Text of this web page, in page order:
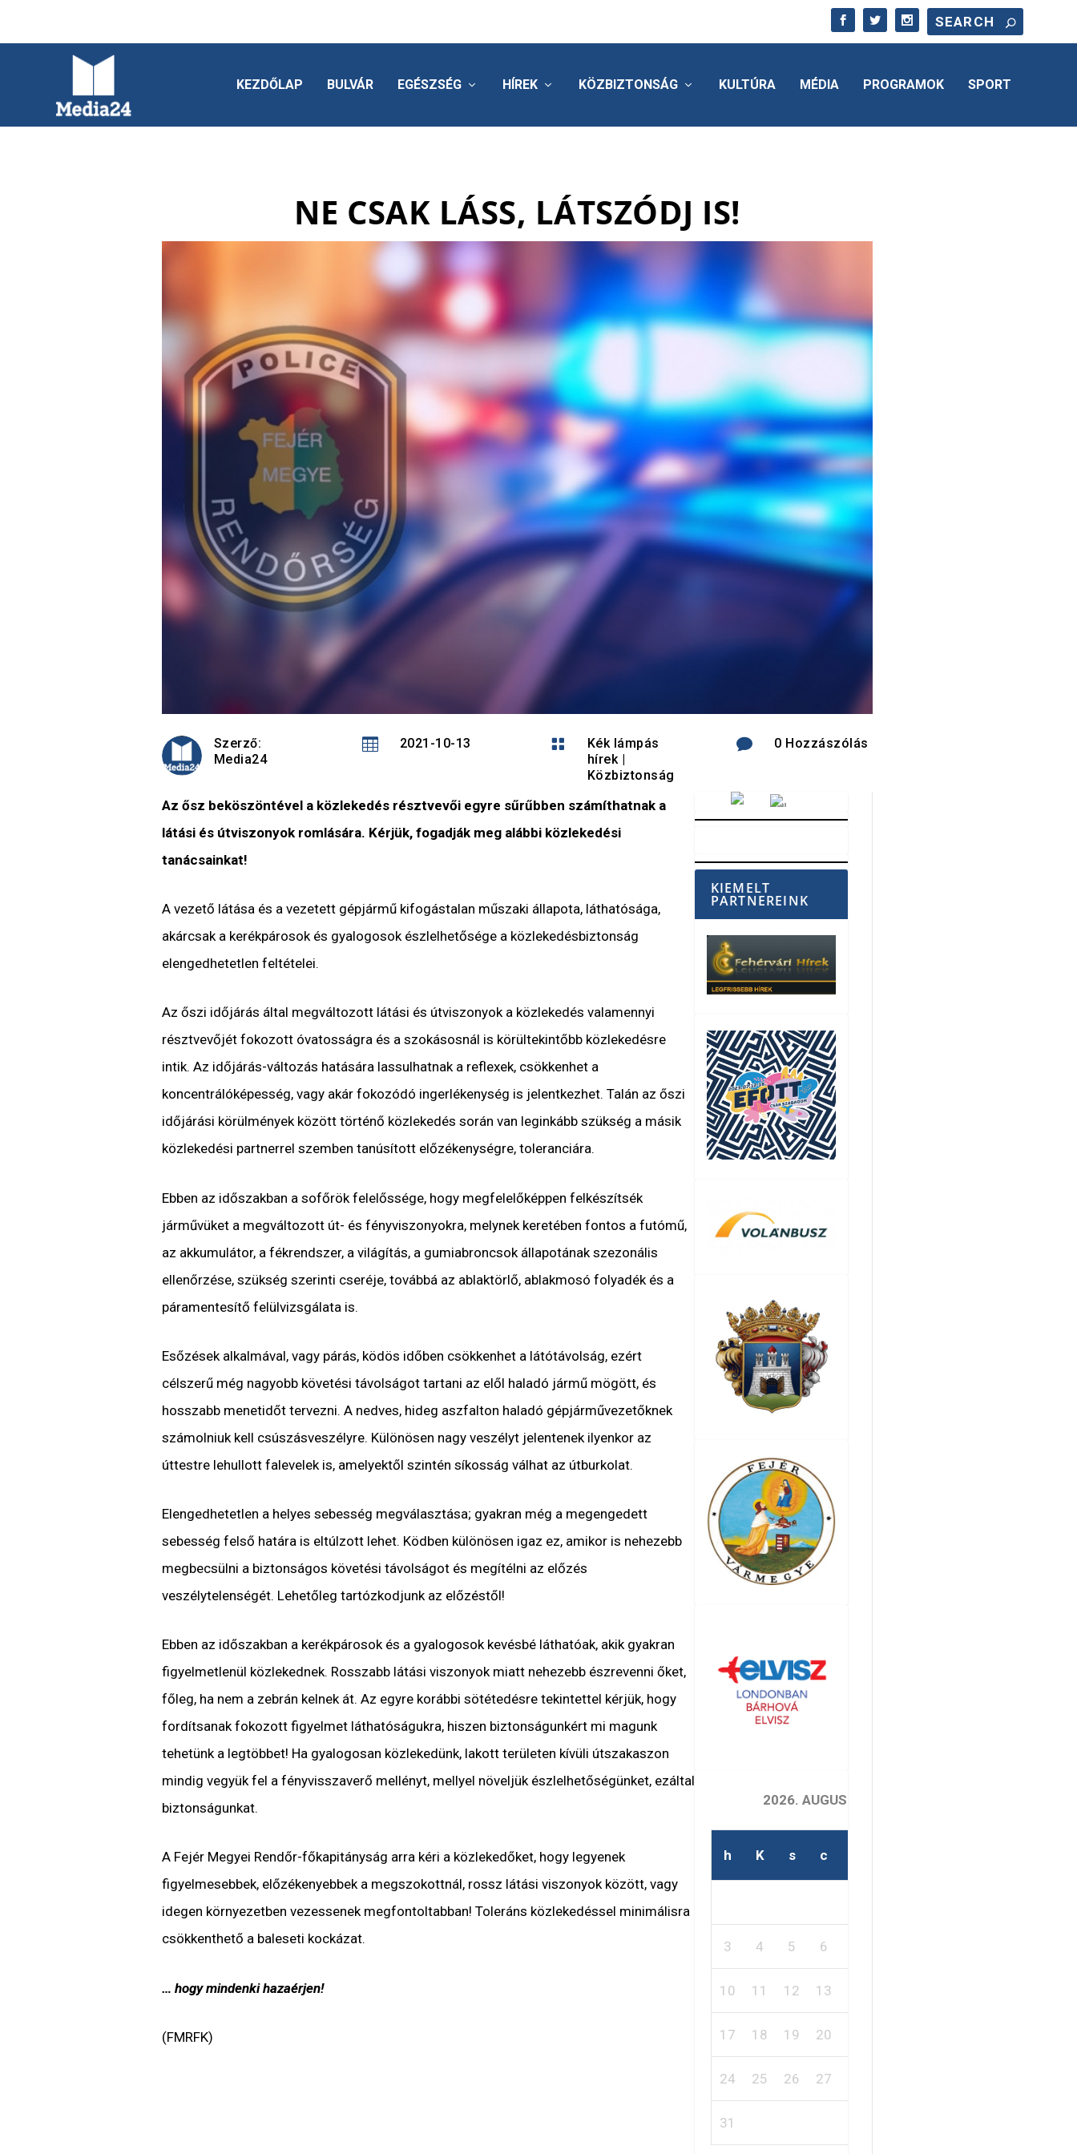
KEZDŐLAP BULVÁR EGÉSZSÉG HÍREK KÖZBIZTONSÁG KULTÚRA MÉDIA PROGRAMOK SPORT
NE CSAK LÁSS, LÁTSZÓDJ IS!
Szerző:
Media24
 2021-10-13 
Kék lámpás
hírek|
Közbiztonság
 0 Hozzászólás
Az ősz beköszöntével a közlekedés résztvevői egyre sűrűbben számíthatnak a
látási és útviszonyok romlására. Kérjük, fogadják meg alábbi közlekedési
tanácsainkat!
A vezető látása és a vezetett gépjármű kifogástalan műszaki állapota, láthatósága,
akárcsak a kerékpárosok és gyalogosok észlelhetősége a közlekedésbiztonság
elengedhetetlen feltételei.
Az őszi időjárás által megváltozott látási és útviszonyok a közlekedés valamennyi
résztvevőjét fokozott óvatosságra és a szokásosnál is körültekintőbb közlekedésre
intik. Az időjárás-változás hatására lassulhatnak a reflexek, csökkenhet a
koncentrálóképesség, vagy akár fokozódó ingerlékenység is jelentkezhet. Talán az őszi
időjárási körülmények között történő közlekedés során van leginkább szükség a másik
közlekedési partnerrel szemben tanúsított előzékenységre, toleranciára.
Ebben az időszakban a sofőrök felelőssége, hogy megfelelőképpen felkészítsék
járművüket a megváltozott út- és fényviszonyokra, melynek keretében fontos a futómű,
az akkumulátor, a fékrendszer, a világítás, a gumiabroncsok állapotának szezonális
ellenőrzése, szükség szerinti cseréje, továbbá az ablaktörlő, ablakmosó folyadék és a
páramentesítő felülvizsgálata is.
Esőzések alkalmával, vagy párás, ködös időben csökkenhet a látótávolság, ezért
célszerű még nagyobb követési távolságot tartani az elől haladó jármű mögött, és
hosszabb menetidőt tervezni. A nedves, hideg aszfalton haladó gépjárművezetőknek
számolniuk kell csúszásveszélyre. Különösen nagy veszélyt jelentenek ilyenkor az
úttestre lehullott falevelek is, amelyektől szintén síkosság válhat az útburkolat.
Elengedhetetlen a helyes sebesség megválasztása; gyakran még a megengedett
sebesség felső határa is eltúlzott lehet. Ködben különösen igaz ez, amikor is nehezebb
megbecsülni a biztonságos követési távolságot és megítélni az előzés
veszélytelenségét. Lehetőleg tartózkodjunk az előzéstől!
Ebben az időszakban a kerékpárosok és a gyalogosok kevésbé láthatóak, akik gyakran
figyelmetlenül közlekednek. Rosszabb látási viszonyok miatt nehezebb észrevenni őket,
főleg, ha nem a zebrán kelnek át. Az egyre korábbi sötétedésre tekintettel kérjük, hogy
fordítsanak fokozott figyelmet láthatóságukra, hiszen biztonságunkért mi magunk
tehetünk a legtöbbet! Ha gyalogosan közlekedünk, lakott területen kívüli útszakaszon
mindig vegyük fel a fényvisszaverő mellényt, mellyel növeljük észlelhetőségünket, ezáltal
biztonságunkat.
A Fejér Megyei Rendőr-főkapitányság arra kéri a közlekedőket, hogy legyenek
figyelmesebbek, előzékenyebbek a megszokottnál, rossz látási viszonyok között, vagy
idegen környezetben vezessenek megfontoltabban! Toleráns közlekedéssel minimálisra
csökkenthető a baleseti kockázat.
… hogy mindenki hazaérjen!
(FMRFK)
KIEMELT
PARTNEREINK
2026. AUGUSZTUS
h K s c
3 4 5 6
10 11 12 13
17 18 19 20
24 25 26 27
31